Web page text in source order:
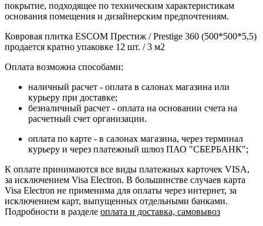
покрытие, подходящее по техническим характеристикам
основания помещения и дизайнерским предпочтениям.
Ковровая плитка ESCOM Престиж / Prestige 360 (500*500*5,5)
продается кратно упаковке 12 шт. / 3 м2
Оплата возможна способами:
наличный расчет - оплата в салонах магазина или
курьеру при доставке;
безналичный расчет - оплата на основании счета на
расчетный счет организации.
оплата по карте - в салонах магазина, через терминал
курьеру и через платежный шлюз ПАО "СБЕРБАНК";
К оплате принимаются все виды платежных карточек VISA,
за исключением Visa Electron. В большинстве случаев карта
Visa Electron не применима для оплаты через интернет, за
исключением карт, выпущенных отдельными банками.
Подробности в разделе оплата и доставка, самовывоз